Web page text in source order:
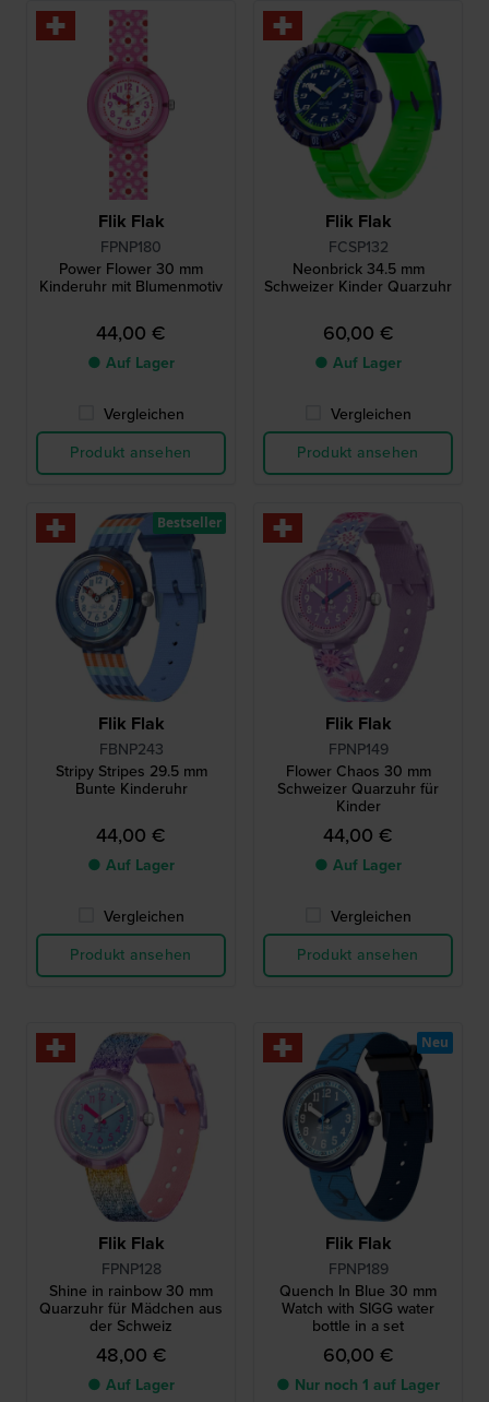
Flik Flak
FPNP180
Power Flower 30 mm
Kinderuhr mit Blumenmotiv
44,00 €
● Auf Lager
Vergleichen
Produkt ansehen
Flik Flak
FCSP132
Neonbrick 34.5 mm
Schweizer Kinder Quarzuhr
60,00 €
● Auf Lager
Vergleichen
Produkt ansehen
Flik Flak
FBNP243
Stripy Stripes 29.5 mm
Bunte Kinderuhr
44,00 €
● Auf Lager
Vergleichen
Produkt ansehen
Bestseller
Flik Flak
FPNP149
Flower Chaos 30 mm
Schweizer Quarzuhr für
Kinder
44,00 €
● Auf Lager
Vergleichen
Produkt ansehen
Flik Flak
FPNP128
Shine in rainbow 30 mm
Quarzuhr für Mädchen aus
der Schweiz
48,00 €
● Auf Lager
Flik Flak
FPNP189
Quench In Blue 30 mm
Watch with SIGG water
bottle in a set
60,00 €
● Nur noch 1 auf Lager
Neu